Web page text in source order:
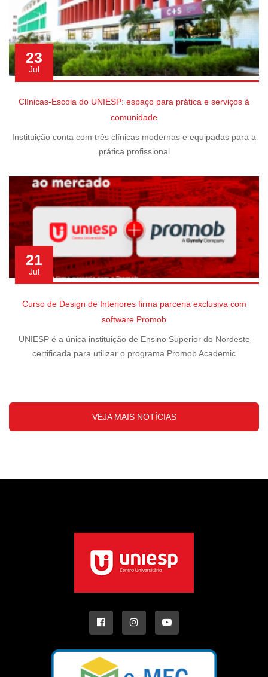
23
Jul
Clínicas-Escola do UNIESP: espaço para prática e serviços à
comunidade
Instituição conta com três clínicas modernas e equipadas para a
prática profissional
21
Jul
Curso de Design de Interiores firma parceria exclusiva com
software Promob
UNIESP é a única instituição de Ensino Superior do Nordeste
certificada para utilizar o programa Promob Academic
VEJA MAIS NOTÍCIAS